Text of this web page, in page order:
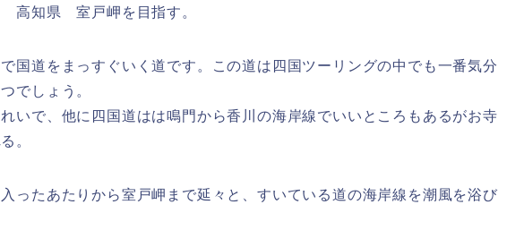
高知県 室戸岬を目指す。
国道をまっすぐいく道です。この道は四国ツーリングの中でも一番気分
でしょう。
いで、他に四国道はは鳴門から香川の海岸線でいいところもあるがお寺
。
ったあたりから室戸岬まで延々と、すいている道の海岸線を潮風を浴び